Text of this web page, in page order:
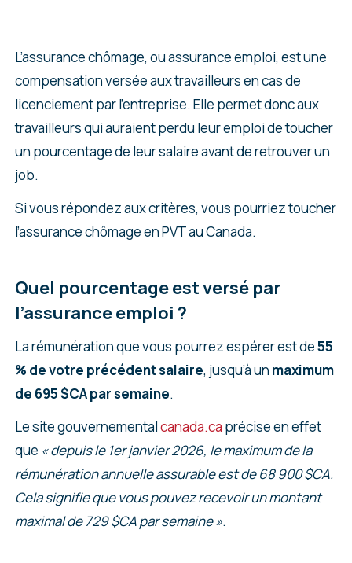
L’assurance chômage, ou assurance emploi, est une
compensation versée aux travailleurs en cas de
licenciement par l’entreprise. Elle permet donc aux
travailleurs qui auraient perdu leur emploi de toucher
un pourcentage de leur salaire avant de retrouver un
job.
Si vous répondez aux critères, vous pourriez toucher
l’assurance chômage en PVT au Canada.
Quel pourcentage est versé par
l’assurance emploi ?
La rémunération que vous pourrez espérer est de55
% de votre précédent salaire, jusqu’à un maximum
de 695 $CA par semaine.
Le site gouvernementalcanada.ca précise en effet
que « depuis le 1er janvier 2026, le maximum de la
rémunération annuelle assurable est de 68 900 $CA.
Cela signifie que vous pouvez recevoir un montant
maximal de 729 $CA par semaine ».